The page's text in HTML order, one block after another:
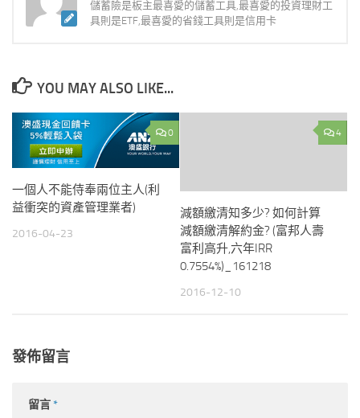
儲蓄險是板主最喜愛的儲蓄工具,最喜愛的投資理財工
具則是ETF,最喜愛的省錢工具則是信用卡
YOU MAY ALSO LIKE...
0
一個人不能侍奉兩位主人(利
益衝突的資產管理業者)
2016-04-23
4
減額繳清知多少? 如何計算
減額繳清解約金? (富邦人壽
富利高升,六年IRR
0.7554%)_161218
2016-12-10
發佈留言
留言*